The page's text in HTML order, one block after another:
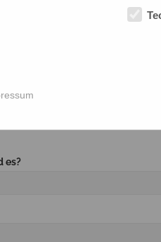
ausgefüllt werden, aber es
es?